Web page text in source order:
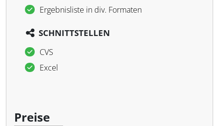
Ergebnisliste in div. Formaten
SCHNITTSTELLEN
CVS
Excel
Preise